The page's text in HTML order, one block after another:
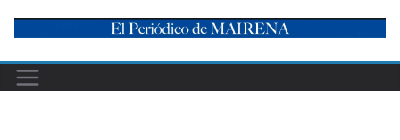
content